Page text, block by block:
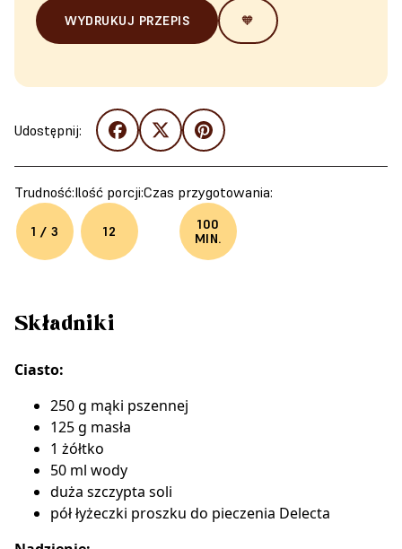
WYDRUKUJ PRZEPIS 🧡
Udostępnij:
Trudność:
1 / 3
Ilość porcji:
12
Czas przygotowania:
100
MIN.
Składniki
Ciasto:
250 g mąki pszennej
125 g masła
1 żółtko
50 ml wody
duża szczypta soli
pół łyżeczki proszku do pieczenia Delecta